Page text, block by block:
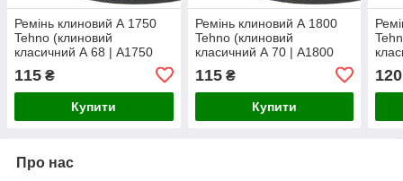
Ремінь клиновий А 1750
Tehno (клиновий
класичний А 68 | А1750
115 ₴
Купити
Ремінь клиновий А 1800
Tehno (клиновий
класичний А 70 | А1800
115₴
Купити
120
Про нас